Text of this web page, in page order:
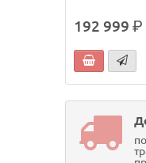
192 999р.